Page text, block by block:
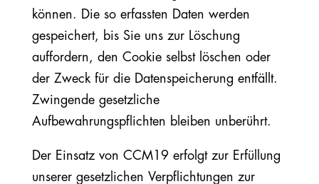
können. Die so erfassten Daten werden
gespeichert, bis Sie uns zur Löschung
auffordern, den Cookie selbst löschen oder
der Zweck für die Datenspeicherung entfällt.
Zwingende gesetzliche
Aufbewahrungspflichten bleiben unberührt.
Der Einsatz von CCM19 erfolgt zur Erfüllung
unserer gesetzlichen Verpflichtungen zur